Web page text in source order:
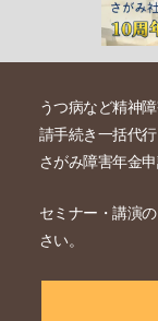
うつ病など精神
請手続き一括代行
さがみ障害年金
セミナー・講演
さい。